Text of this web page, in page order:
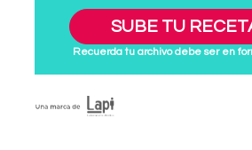
SUBE TU
Recuerda tu archivo debe ser en